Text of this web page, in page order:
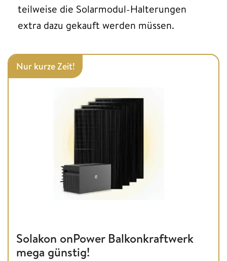
teilweise die Solarmodul-Halterungen
extra dazu gekauft werden müssen.
Nur kurze Zeit!
Solakon onPower Balkonkraftwerk
mega günstig!